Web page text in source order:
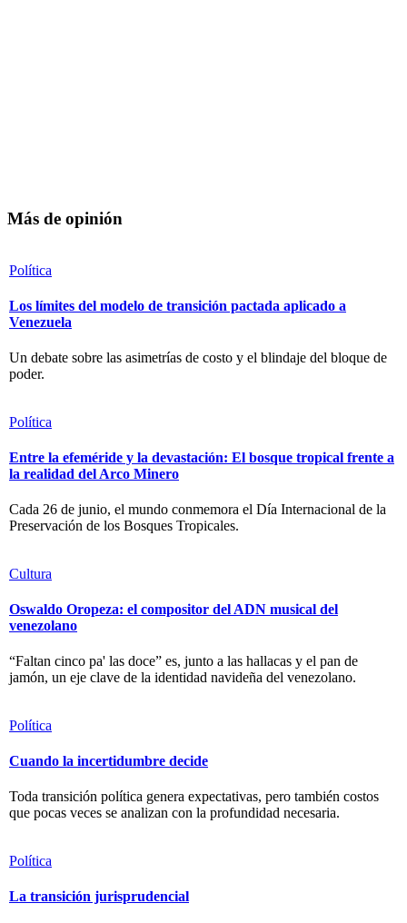
Más de opinión
Política
Los límites del modelo de transición pactada aplicado a
Venezuela
Un debate sobre las asimetrías de costo y el blindaje del bloque de
poder.
Política
Entre la efeméride y la devastación: El bosque tropical frente a
la realidad del Arco Minero
Cada 26 de junio, el mundo conmemora el Día Internacional de la
Preservación de los Bosques Tropicales.
Cultura
Oswaldo Oropeza: el compositor del ADN musical del
venezolano
“Faltan cinco pa' las doce” es, junto a las hallacas y el pan de
jamón, un eje clave de la identidad navideña del venezolano.
Política
Cuando la incertidumbre decide
Toda transición política genera expectativas, pero también costos
que pocas veces se analizan con la profundidad necesaria.
Política
La transición jurisprudencial